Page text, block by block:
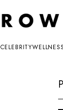
CELEBRITYWELLNESS